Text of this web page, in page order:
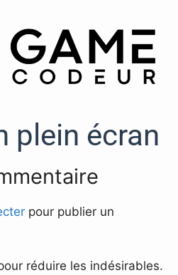
plein écran
pour publier un
réduire les indésirables.